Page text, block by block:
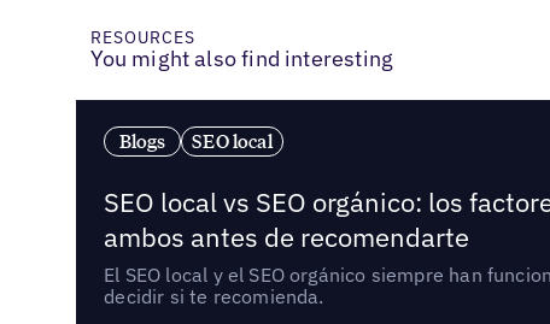
RESOURCES
You might also find interesting
Blogs SEO local
SEO local vs SEO orgánico: los
ambos antes de recomendarte
El SEO local y el SEO orgánico siempre han
decidir si te recomienda.